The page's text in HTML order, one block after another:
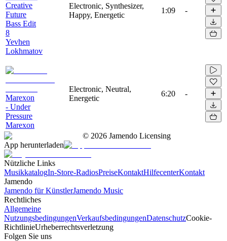
Creative
Future
Bass Edit
8
Yevhen
Lokhmatov
Electronic, Synthesizer,
Happy, Energetic
1:09 -
Marexon
- Under
Pressure
Marexon
Electronic, Neutral,
Energetic
6:20 -
© 2026 Jamendo Licensing
App herunterladen
Nützliche Links
MusikkatalogIn-Store-RadiosPreiseKontaktHilfecenterKontakt
Jamendo
Jamendo für KünstlerJamendo Music
Rechtliches
Allgemeine
NutzungsbedingungenVerkaufsbedingungenDatenschutzCookie-
RichtlinieUrheberrechtsverletzung
Folgen Sie uns